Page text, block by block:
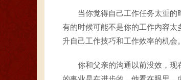
当你觉得自己工作任务太重
有的时候可能不是你的工作内容
升自己工作技巧和工作效率的机会
你和父亲的沟通以前没效，现